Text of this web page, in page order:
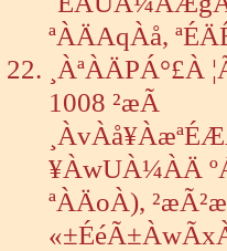
ªÀÄAqÀå,
¸ÀªÀÄPÁ°£À
1008 ²æÃ
¥ÀwUÀ¼ÀÄ
ªÀÄoÀ),